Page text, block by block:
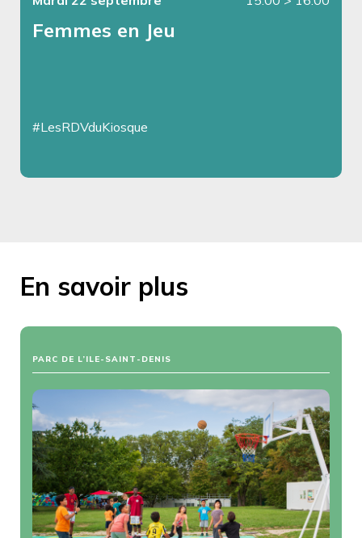
Femmes en Jeu
#LesRDVduKiosque
En savoir plus
PARC DE L’ILE-SAINT-DENIS